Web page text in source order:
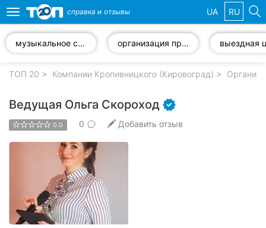
компании
рубрики:
Стоматологии
Частные
клиники
Toggle
navigation
справка и отзывы UA RU
музыкальное сопровождение организация праздника "под ключ"
ТОП 20 Компании Кропивницкого (Кировоград)
Ведущая Ольга Скороход
0.0 0 Добавить отзыв